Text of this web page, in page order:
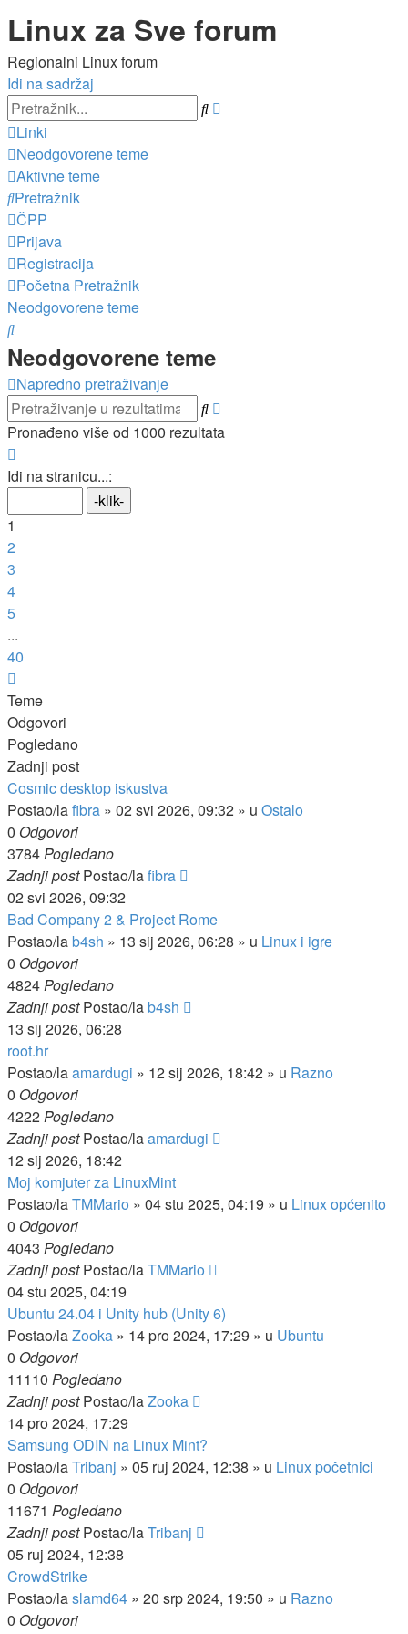
Linux za Sve forum
Regionalni Linux forum
Idi na sadržaj
Pretražnik
Linki
Neodgovorene teme
Aktivne teme
Pretražnik
ČPP
Prijava
Registracija
Početna Pretražnik
Neodgovorene teme
Pretražnik
Neodgovorene teme
Napredno pretraživanje
Pretražnik
pretraživanje
Pronađeno više od 1000 rezultata
1 40.
Idi na stranicu...:
1
2
3
4
5
...
40
Teme
Odgovori
Pogledano
Zadnji post
Cosmic desktop iskustva
Postao/lafibra » 02 svi 2026, 09:32 » u Ostalo
0 Odgovori
3784Pogledano
Zadnji postPostao/lafibra
02 svi 2026, 09:32
Bad Company 2 & Project Rome
Postao/lab4sh » 13 sij 2026, 06:28 » u Linux i igre
0 Odgovori
4824Pogledano
Zadnji postPostao/lab4sh
13 sij 2026, 06:28
root.hr
Postao/laamardugi » 12 sij 2026, 18:42 » u Razno
0 Odgovori
4222Pogledano
Zadnji postPostao/laamardugi
12 sij 2026, 18:42
Moj komjuter za LinuxMint
Postao/laTMMario » 04 stu 2025, 04:19 » u Linux općenito
0 Odgovori
4043 Pogledano
Zadnji postPostao/laTMMario
04 stu 2025, 04:19
Ubuntu 24.04 i Unity hub (Unity 6)
Postao/laZooka » 14 pro 2024, 17:29 » u Ubuntu
0 Odgovori
11110 Pogledano
Zadnji postPostao/laZooka
14 pro 2024, 17:29
Samsung ODIN na Linux Mint?
Postao/laTribanj » 05 ruj 2024, 12:38 » u Linux početnici
0 Odgovori
11671 Pogledano
Zadnji postPostao/laTribanj
05 ruj 2024, 12:38
CrowdStrike
Postao/laslamd64 » 20 srp 2024, 19:50 » u Razno
0 Odgovori